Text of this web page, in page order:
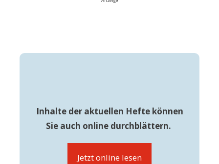
Inhalte der aktuellen Hefte können
Sie auch online durchblättern.
Jetzt online lesen